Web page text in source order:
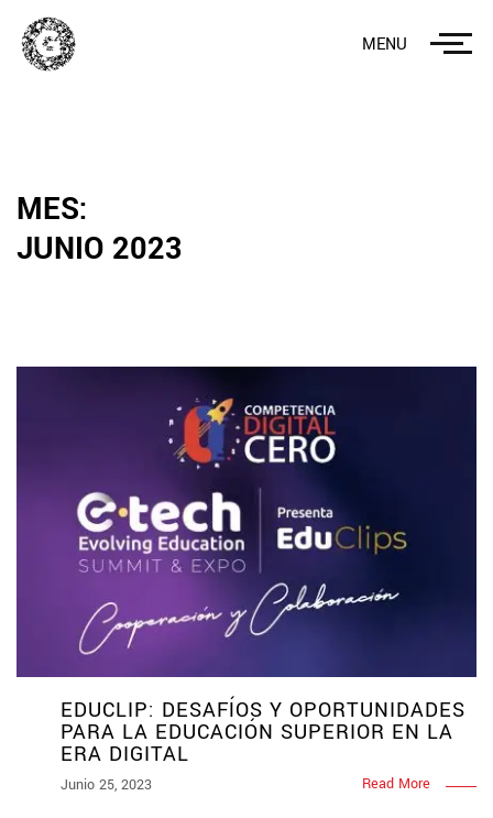
MENU
MES:
JUNIO 2023
EDUCLIP: DESAFÍOS Y OPORTUNIDADES
PARA LA EDUCACIÓN SUPERIOR EN LA
ERA DIGITAL
Junio 25, 2023 Read More